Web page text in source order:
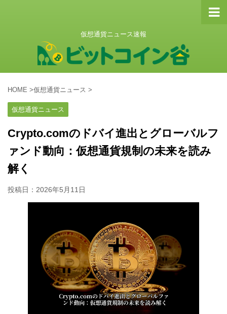
仮想通貨ニュース速報
HOME >仮想通貨ニュース >
仮想通貨ニュース
Crypto.comのドバイ進出とグローバルフ
ァンド動向：仮想通貨規制の未来を読み
解く
投稿日： 2026年5月11日